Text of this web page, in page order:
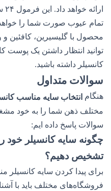
تمام عیوب صورت شما را خواهد
توانید انتظار داشتن یک پوست
کانسیلر داشته باشید.
سوالات متداول
هنگامانتخاب سایه مناسب
مختلف ذهن شما را به خود
سوالات پاسخ داده ایم:
چگونه سایه کانسیلر خود
تشخیص دهیم؟
برای پیدا کردن سایه
فروشگاه‌های مختلف باید با